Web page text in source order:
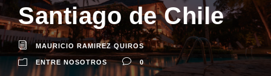
Santiago de Chile
MAURICIO RAMIREZ QUIROS
ENTRE NOSOTROS 0